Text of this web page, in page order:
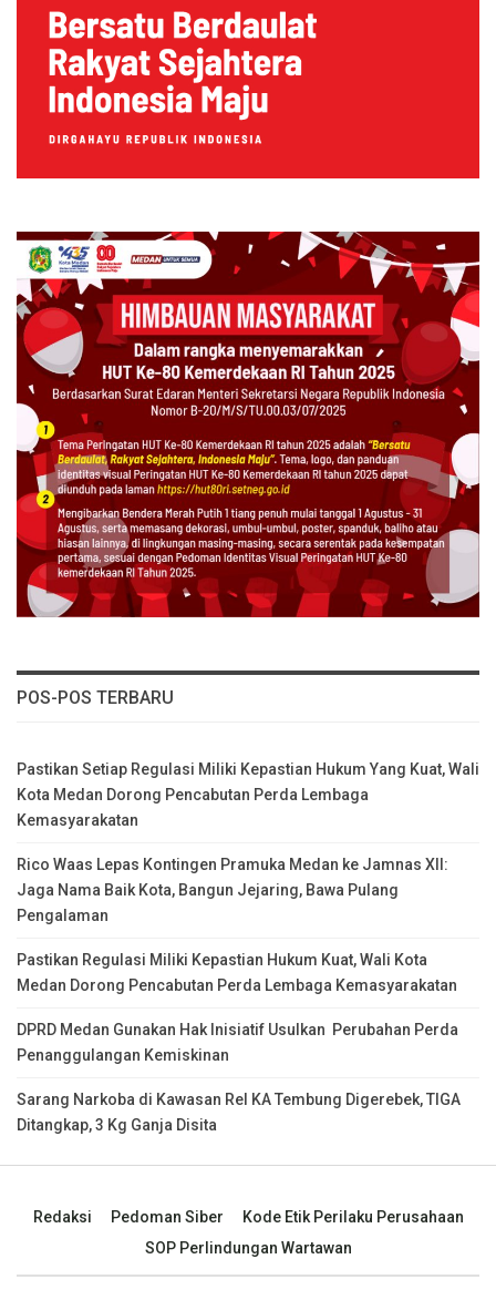
POS-POS TERBARU
Pastikan Setiap Regulasi Miliki Kepastian Hukum Yang Kuat, Wali
Kota Medan Dorong Pencabutan Perda Lembaga
Kemasyarakatan
Rico Waas Lepas Kontingen Pramuka Medan ke Jamnas XII:
Jaga Nama Baik Kota, Bangun Jejaring, Bawa Pulang
Pengalaman
Pastikan Regulasi Miliki Kepastian Hukum Kuat, Wali Kota
Medan Dorong Pencabutan Perda Lembaga Kemasyarakatan
DPRD Medan Gunakan Hak Inisiatif Usulkan Perubahan Perda
Penanggulangan Kemiskinan
Sarang Narkoba di Kawasan Rel KA Tembung Digerebek, TIGA
Ditangkap, 3 Kg Ganja Disita
Redaksi Pedoman Siber
Kode Etik Perilaku Perusahaan
SOP Perlindungan Wartawan